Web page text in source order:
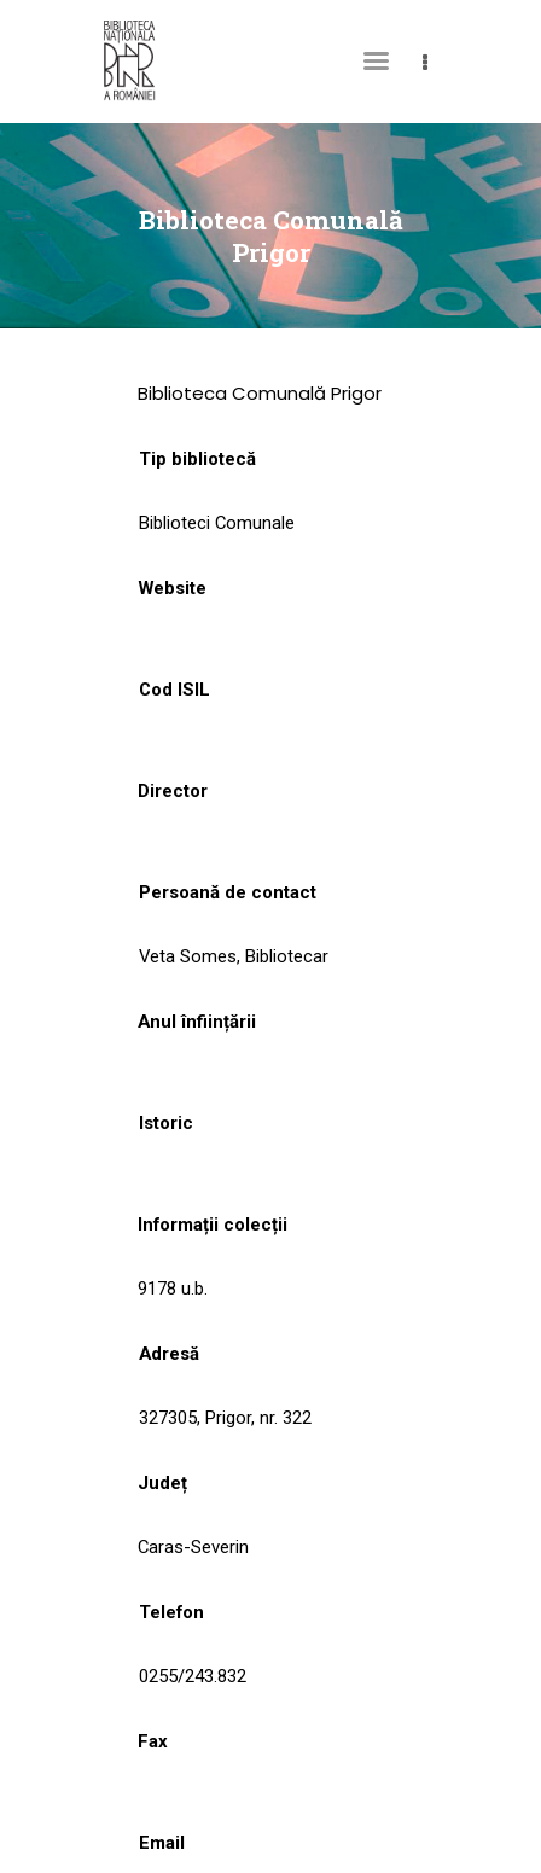
Biblioteca Comunală
Prigor
DESPRE NOI
PERMISUL MEU DE
BIBLIOTECĂ
CATALOAGE ȘI
COLECȚII
CULTURALE
NOUTĂȚI
Biblioteca Comunală Prigor
Tip bibliotecă
Biblioteci Comunale
Website
Cod ISIL
Director
Persoană de contact
Veta Somes, Bibliotecar
Anul înființării
Istoric
Informații colecții
9178 u.b.
Adresă
327305, Prigor, nr. 322
Județ
Caras-Severin
Telefon
0255/243.832
Fax
Email